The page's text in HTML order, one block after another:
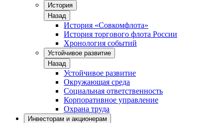
История
Назад
История «Совкомфлота»
История торгового флота России
Хронология событий
Устойчивое развитие
Назад
Устойчивое развитие
Окружающая среда
Социальная ответственность
Корпоративное управление
Охрана труда
Инвесторам и акционерам